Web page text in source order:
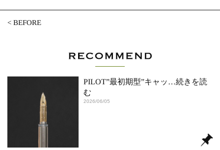
<BEFORE
PILOT”最初期型”キャッ …続きを読
む
2026/06/05